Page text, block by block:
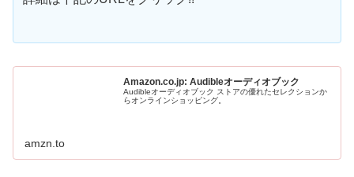
Amazon.co.jp: Audibleオーディオブック
Audibleオーディオブック ストアの優れたセレクションか
らオンラインショッピング。
amzn.to